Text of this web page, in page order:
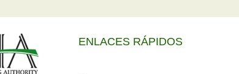
ENLACES RÁPIDOS